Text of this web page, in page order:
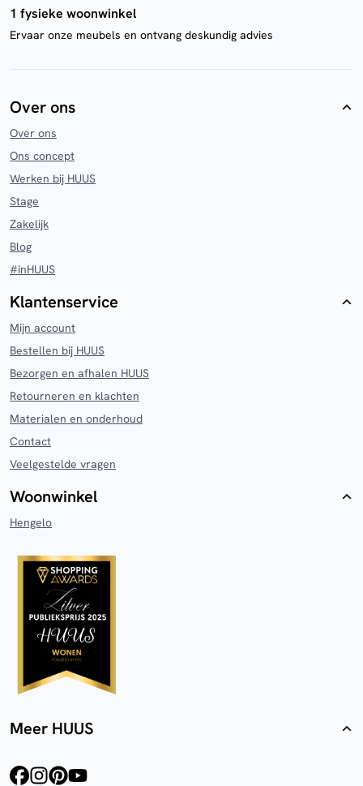
1 fysieke woonwinkel
Ervaar onze meubels en ontvang deskundig advies
Over ons
Over ons
Ons concept
Werken bij HUUS
Stage
Zakelijk
Blog
#inHUUS
Klantenservice
Mijn account
Bestellen bij HUUS
Bezorgen en afhalen HUUS
Retourneren en klachten
Materialen en onderhoud
Contact
Veelgestelde vragen
Woonwinkel
Hengelo
Meer HUUS
facebookinstagram
pinterest
youtube